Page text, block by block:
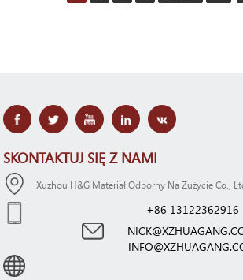
SKONTAKTUJ SIĘ Z NAMI
Xuzhou H&G Materiał Odporny Na Zużycie Co.,
+86 13122362916